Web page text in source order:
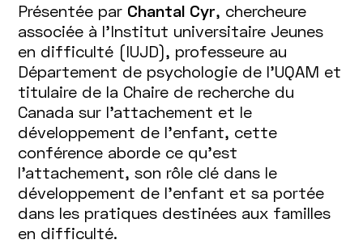
Présentée par Chantal Cyr, chercheure
associée à l’Institut universitaire Jeunes
en difficulté (IUJD), professeure au
Département de psychologie de l’UQAM et
titulaire de la Chaire de recherche du
Canada sur l’attachement et le
développement de l’enfant, cette
conférence aborde ce qu’est
l’attachement, son rôle clé dans le
développement de l’enfant et sa portée
dans les pratiques destinées aux familles
en difficulté.